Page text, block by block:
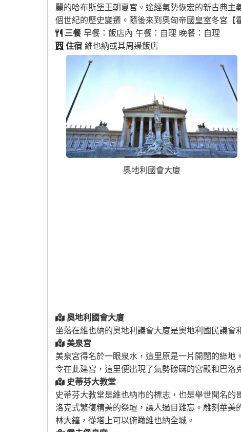
麗的哈布斯堡王朝夏宮。途經氣勢恢宏的新古典
個世紀的歷史變遷。隨後來到奧匈帝國皇室冬宮【
三餐早餐：飯店內 午餐：自理 晚餐：自理
住宿 維也納或其周邊飯店
奧地利國會大廈
奧地利國會大廈
坐落在維也納的奧地利議會大廈是奧地利國民議會
美泉宮
美泉宮得名於一眼泉水，這里原是一片開闊的綠
令在此建宮，這里便出現了氣勢磅礴的宮殿和巴
史蒂芬大教堂
史蒂芬大教堂是維也納市的標志，也是舉世聞名
洛克式繁復精美的祭壇，讓人過目難忘。雕刻華
林大鐘，從塔上可以俯瞰維也納全城。